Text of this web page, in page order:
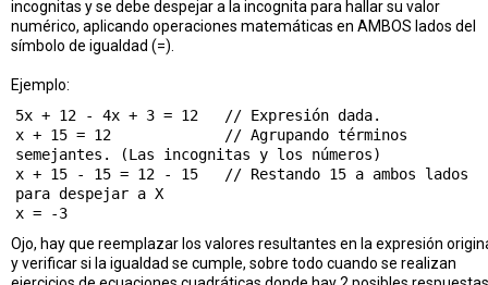
incognitas y se debe despejar a la incognita para hallar su valor
numérico, aplicando operaciones matemáticas en AMBOS lados del
símbolo de igualdad (=).
Ejemplo:
5x + 12 - 4x + 3 = 12   // Expresión dada.
x + 15 = 12             // Agrupando términos
semejantes. (Las incognitas y los números)
x + 15 - 15 = 12 - 15   // Restando 15 a ambos lados
para despejar a X
Ojo, hay que reemplazar los valores resultantes en la expresión
y verificar si la igualdad se cumple, sobre todo cuando se realizan